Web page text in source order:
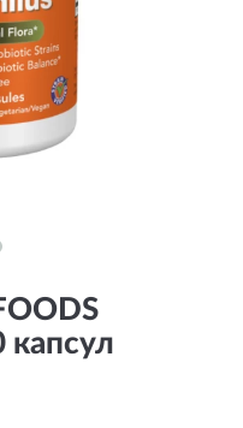
капсул